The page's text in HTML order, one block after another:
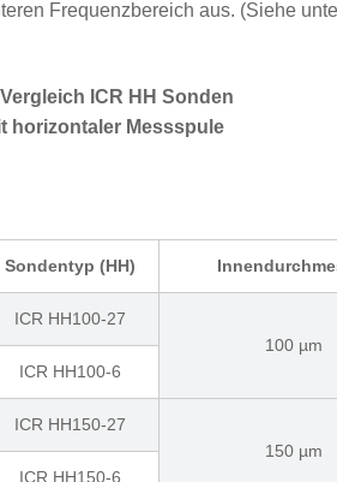
Frequenzbereich aus. (Siehe
ICR HH Sonden
horizontaler Messspule
Sondentyp (HH)
ICR HH100-27
100 µm
ICR HH100-6
ICR HH150-27
150 µm
ICR HH150-6